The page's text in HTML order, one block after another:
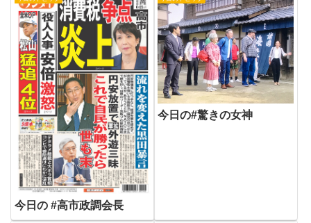
今日の #高市政調会長
今日の#驚きの女神